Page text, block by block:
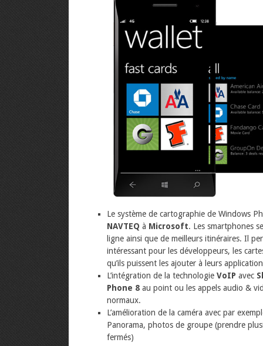
Le système de cartographie de Windows
NAVTEQ à Microsoft. Les smartphones
ligne ainsi que de meilleurs itinéraires. Il
intéressant pour les développeurs, les
qu’ils puissent les ajouter à leurs
L’intégration de la technologie VoIP avec
Phone 8 au point ou les appels audio &
normaux.
L’amélioration de la caméra avec par
Panorama, photos de groupe (prendre
fermés)